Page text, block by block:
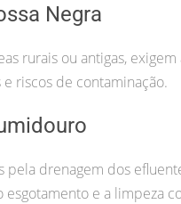
Negra
rurais ou antigas,
riscos de contaminação.
pela drenagem dos
e a limpeza